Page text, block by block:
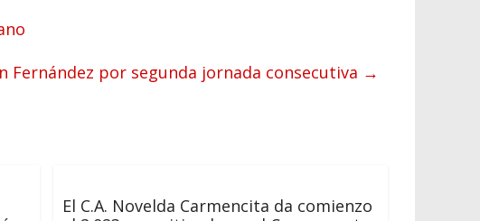
Fernández por segunda jornada consecutiva →
El C.A. Novelda Carmencita da comienzo